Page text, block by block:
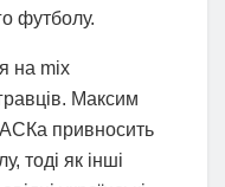
футболу.
на mix
Максим
привносить
тоді як інші